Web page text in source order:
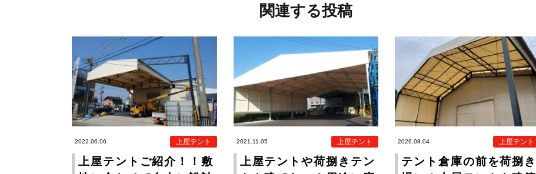
関連する投稿
2022.06.06 上屋テント
上屋テントご紹介！！敷
2021.11.05 上屋テント
上屋テントや荷捌きテン
2026.08.04 上屋テント
テント倉庫の前を荷捌き